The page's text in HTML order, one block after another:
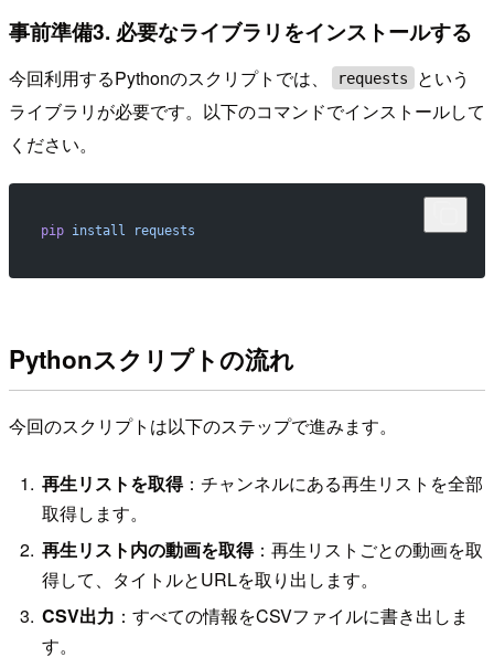
事前準備3. 必要なライブラリをインストールする
今回利用するPythonのスクリプトでは、 requests
という
ライブラリが必要です。以下のコマンドでインストールして
ください。
pip install requests
Pythonスクリプトの流れ
今回のスクリプトは以下のステップで進みます。
再生リストを取得：チャンネルにある再生リストを全部
取得します。
再生リスト内の動画を取得：再生リストごとの動画を取
得して、タイトルとURLを取り出します。
CSV出力 ：すべての情報をCSVファイルに書き出しま
す。